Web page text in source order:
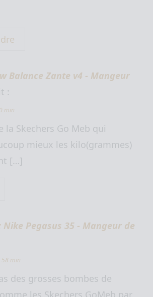
Balance Zante v4 - Mangeur
:
min
la Skechers Go Meb qui
mieux les kilo(grammes)
[…]
Nike Pegasus 35 - Mangeur de
58 min
des grosses bombes de
les Skechers GoMeb par